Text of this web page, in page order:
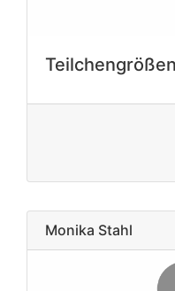
Monika Stahl